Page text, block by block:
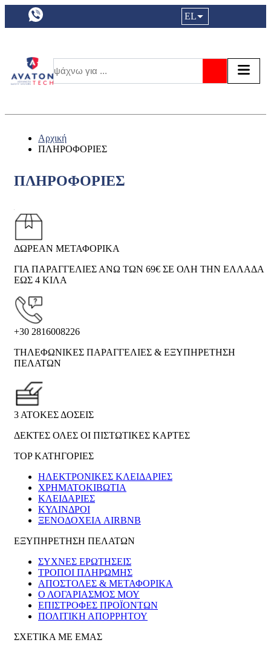
a11y.languageSelection:
EL
Αρχική
ΠΛΗΡΟΦΟΡΙΕΣ
ΠΛΗΡΟΦΟΡΙΕΣ
ΔΩΡΕΑΝ ΜΕΤΑΦΟΡΙΚΑ
ΓΙΑ ΠΑΡΑΓΓΕΛΙΕΣ ΑΝΩ ΤΩΝ 69€ ΣΕ ΟΛΗ ΤΗΝ ΕΛΛΑΔΑ
ΕΩΣ 4 ΚΙΛΑ
+30 2816008226
ΤΗΛΕΦΩΝΙΚΕΣ ΠΑΡΑΓΓΕΛΙΕΣ & ΕΞΥΠΗΡΕΤΗΣΗ
ΠΕΛΑΤΩΝ
3 ΑΤΟΚΕΣ ΔΟΣΕΙΣ
ΔΕΚΤΕΣ ΟΛΕΣ ΟΙ ΠΙΣΤΩΤΙΚΕΣ ΚΑΡΤΕΣ
TOP ΚΑΤΗΓΟΡΙΕΣ
ΗΛΕΚΤΡΟΝΙΚΈΣ ΚΛΕΙΔΑΡΙΈΣ
ΧΡΗΜΑΤΟΚΙΒΏΤΙΑ
ΚΛΕΙΔΑΡΙΈΣ
ΚΎΛΙΝΔΡΟΙ
ΞΕΝΟΔΟΧΕΊΑ AIRBNB
ΕΞΥΠΗΡΕΤΗΣΗ ΠΕΛΑΤΩΝ
ΣΥΧΝΕΣ ΕΡΩΤΗΣΕΙΣ
ΤΡΟΠΟΙ ΠΛΗΡΩΜΗΣ
ΑΠΟΣΤΟΛΕΣ & ΜΕΤΑΦΟΡΙΚΑ
Ο ΛΟΓΑΡΙΑΣΜΟΣ ΜΟΥ
ΕΠΙΣΤΡΟΦΕΣ ΠΡΟΪΟΝΤΩΝ
ΠΟΛΙΤΙΚΗ ΑΠΟΡΡΗΤΟΥ
ΣΧΕΤΙΚΑ ΜΕ ΕΜΑΣ